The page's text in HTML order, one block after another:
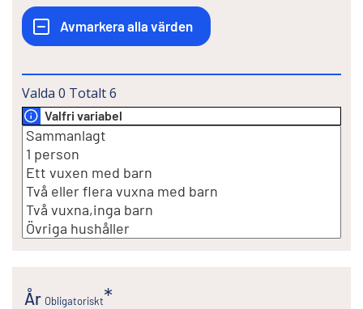
Valda 0 Totalt6
Valfri variabel
År Obligatoriskt